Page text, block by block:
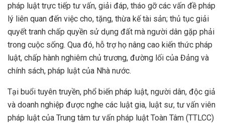
pháp luật trực tiếp tư vấn, giải đáp, tháo gỡ các vấn đề pháp
lý liên quan đến việc cho, tặng, thừa kế tài sản; thủ tục giải
quyết tranh chấp quyền sử dụng đất mà người dân gặp phải
trong cuộc sống. Qua đó, hỗ trợ họ nâng cao kiến thức pháp
luật, chấp hành nghiêm chủ trương, đường lối của Đảng và
chính sách, pháp luật của Nhà nước.
Tại buổi tuyên truyền, phổ biến pháp luật, người dân, độc giả
và doanh nghiệp được nghe các luật gia, luật sư, tư vấn viên
pháp luật của Trung tâm tư vấn pháp luật Toàn Tâm (TTLCC)